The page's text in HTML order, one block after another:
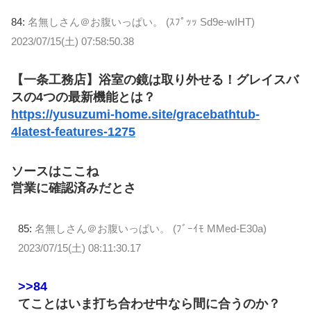
84: 名無しさん＠お腹いっぱい。 (ｽﾌﾟｯｯ Sd9e-wIHT)
2023/07/15(土) 07:58:50.38
【一条工務店】浴室の鏡は取り外せる！グレイスバ
スの4つの最新機能とは？
https://yusuzumi-home.site/gracebathtub-
4latest-features-1275
ソースはここね
営業に確認済みだとさ
85: 名無しさん＠お腹いっぱい。 (ﾌﾞｰｲﾓ MMed-E30a)
2023/07/15(土) 08:11:30.17
>>84
てことはいま打ち合わせ中なら間に合うのか？